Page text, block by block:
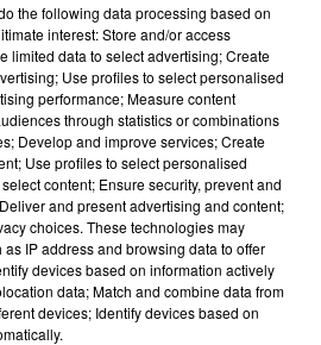
the following data processing based on
interest: Store and/or access
limited data to select advertising; Create
Use profiles to select personalised
performance; Measure content
through statistics or combinations
Develop and improve services; Create
Use profiles to select personalised
content; Ensure security, prevent and
and present advertising and content;
choices. These technologies may
IP address and browsing data to offer
devices based on information actively
data; Match and combine data from
devices; Identify devices based on